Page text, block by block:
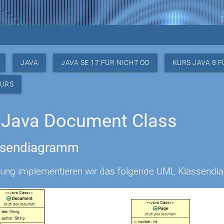
JAVA JAVA SE 17 FÜR NICHT OO KURS JAVA 8
Document Class
implementieren wir das folgende UML